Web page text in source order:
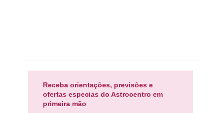
Receba orientações, previsões e
ofertas especias do Astrocentro em
primeira mão